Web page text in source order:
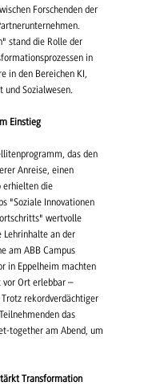
Forschenden der
stand die Rolle der
in
in den Bereichen KI,
Sozialwesen.
Einstieg
das den
Anreise, einen
erhielten die
"Soziale Innovationen
wertvolle
Lehrinhalte an der
am ABB Campus
in Eppelheim machten
vor Ort erlebbar –
rekordverdächtiger
das
together am Abend, um
Transformation